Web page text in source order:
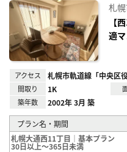
札
【
適
アクセス 札幌市軌道線「中央区
間取り 1K
築年数 2002年 3月 築
プラン名・期間
札幌大通西11丁目｜基本プラン
30日以上～365日未満